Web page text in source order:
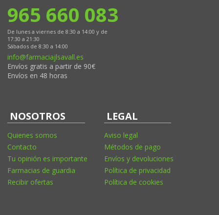
965 660 083
De lunes a viernes de 8:30 a 14:00 y de
17:30 a 21:30
Sábados de 8:30 a 14:00
info@farmaciajlsavall.es
Envíos gratis a partir de 90€
Envíos en 48 horas
NOSOTROS
Quienes somos
Contacto
Tu opinión es importante
Farmacias de guardia
Recibir ofertas
LEGAL
Aviso legal
Métodos de pago
Envíos y devoluciones
Política de privacidad
Política de cookies